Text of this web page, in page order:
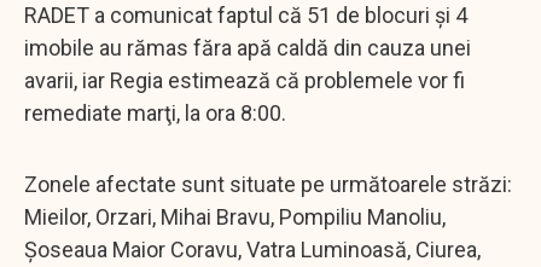
RADET a comunicat faptul că 51 de blocuri şi 4
imobile au rămas făra apă caldă din cauza unei
avarii, iar Regia estimează că problemele vor fi
remediate marţi, la ora 8:00.
Zonele afectate sunt situate pe următoarele străzi:
Mieilor, Orzari, Mihai Bravu, Pompiliu Manoliu,
Şoseaua Maior Coravu, Vatra Luminoasă, Ciurea,